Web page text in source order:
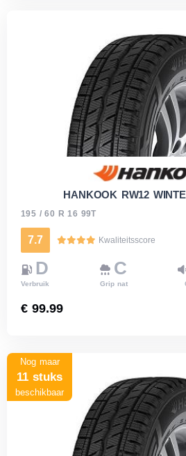
HANKOOK RW12
195 / 60 R 16 99T
7.7 Kwaliteitsscore
D
Verbruik
C
Grip nat
€ 99.99
Nog maar
11 stuks
beschikbaar